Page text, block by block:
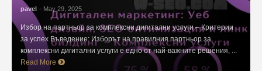
pavel - May 29, 2025
Избор на партньор за комплексни дигитални услуги – Критерии
за успех Въведение: Изборът на правилния партньор за
комплексни дигитални услуги е едно от най-важните решения, ...
Read More